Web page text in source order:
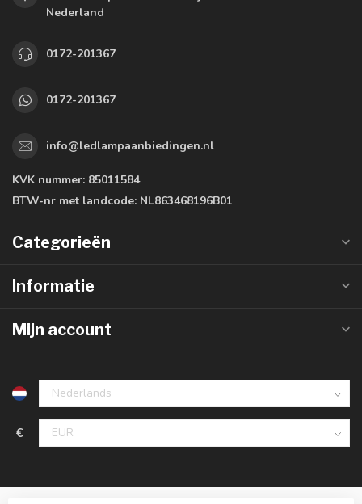
Nederland
0172-201367
0172-201367
info@ledlampaanbiedingen.nl
KVK nummer: 85011584
BTW-nr met landcode: NL863468196B01
Categorieën
Informatie
Mijn account
€